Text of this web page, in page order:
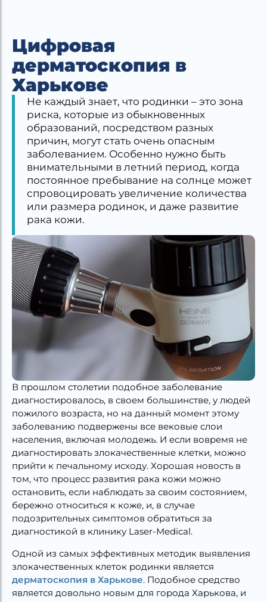
Цифровая
дерматоскопия в
Харькове
Не каждый знает, что родинки – это зона
риска, которые из обыкновенных
образований, посредством разных
причин, могут стать очень опасным
заболеванием. Особенно нужно быть
внимательными в летний период, когда
постоянное пребывание на солнце может
спровоцировать увеличение количества
или размера родинок, и даже развитие
рака кожи.
В прошлом столетии подобное заболевание
диагностировалось, в своем большинстве, у людей
пожилого возраста, но на данный момент этому
заболеванию подвержены все вековые слои
населения, включая молодежь. И если вовремя не
диагностировать злокачественные клетки, можно
прийти к печальному исходу. Хорошая новость в
том, что процесс развития рака кожи можно
остановить, если наблюдать за своим состоянием,
бережно относиться к коже, и, в случае
подозрительных симптомов обратиться за
диагностикой в клинику Laser-Medical.
Одной из самых эффективных методик выявления
злокачественных клеток родинки является
дерматоскопия в Харькове. Подобное средство
является довольно новым для города Харькова, и